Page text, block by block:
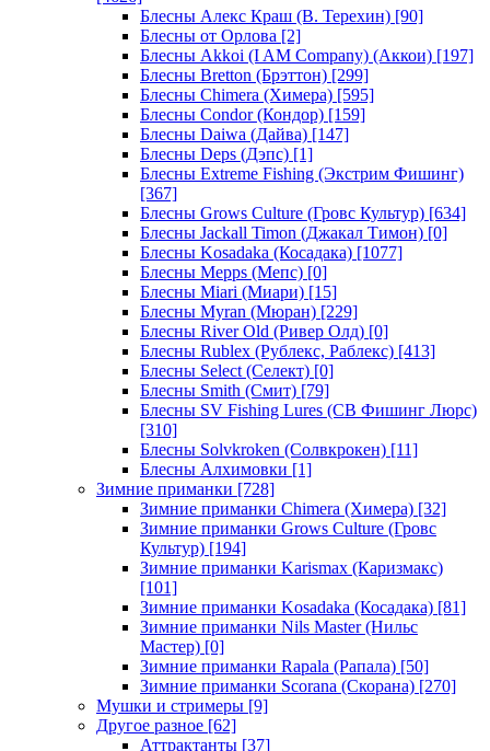
Блесны Алекс Краш (В. Терехин) [90]
Блесны от Орлова [2]
Блесны Akkoi (I AM Company) (Аккои) [197]
Блесны Bretton (Брэттон) [299]
Блесны Chimera (Химера) [595]
Блесны Condor (Кондор) [159]
Блесны Daiwa (Дайва) [147]
Блесны Deps (Дэпс) [1]
Блесны Extreme Fishing (Экстрим Фишинг)
[367]
Блесны Grows Culture (Гровс Культур) [634]
Блесны Jackall Timon (Джакал Тимон) [0]
Блесны Kosadaka (Косадака) [1077]
Блесны Mepps (Мепс) [0]
Блесны Miari (Миари) [15]
Блесны Myran (Мюран) [229]
Блесны River Old (Ривер Олд) [0]
Блесны Rublex (Рублекс, Раблекс) [413]
Блесны Select (Селект) [0]
Блесны Smith (Смит) [79]
Блесны SV Fishing Lures (СВ Фишинг Люрс)
[310]
Блесны Solvkroken (Солвкрокен) [11]
Блесны Алхимовки [1]
Зимние приманки [728]
Зимние приманки Chimera (Химера) [32]
Зимние приманки Grows Culture (Гровс
Культур) [194]
Зимние приманки Karismax (Каризмакс)
[101]
Зимние приманки Kosadaka (Косадака) [81]
Зимние приманки Nils Master (Нильс
Мастер) [0]
Зимние приманки Rapala (Рапала) [50]
Зимние приманки Scorana (Скорана) [270]
Мушки и стримеры [9]
Другое разное [62]
Аттрактанты [37]